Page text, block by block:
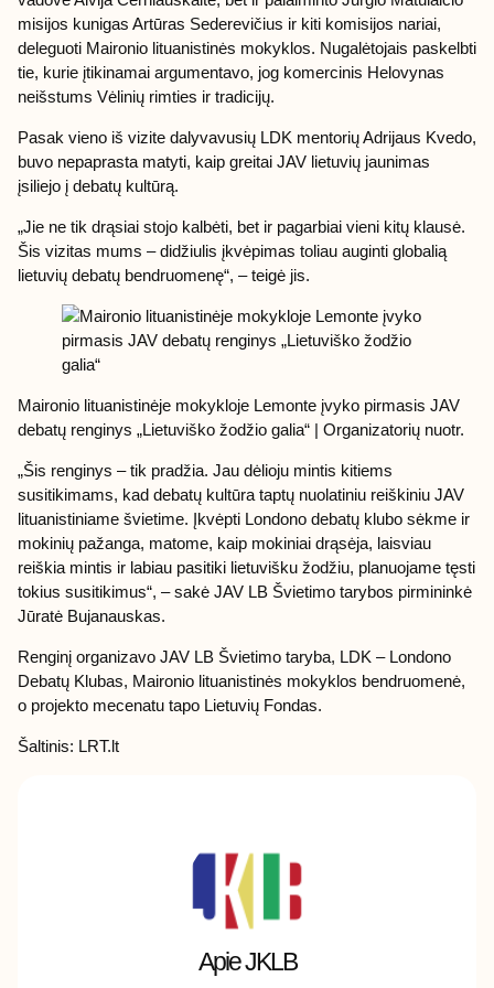
misijos kunigas Artūras Sederevičius ir kiti komisijos nariai,
deleguoti Maironio lituanistinės mokyklos. Nugalėtojais paskelbti
tie, kurie įtikinamai argumentavo, jog komercinis Helovynas
neišstums Vėlinių rimties ir tradicijų.
Pasak vieno iš vizite dalyvavusių LDK mentorių Adrijaus Kvedo,
buvo nepaprasta matyti, kaip greitai JAV lietuvių jaunimas
įsiliejo į debatų kultūrą.
„Jie ne tik drąsiai stojo kalbėti, bet ir pagarbiai vieni kitų klausė.
Šis vizitas mums – didžiulis įkvėpimas toliau auginti globalią
lietuvių debatų bendruomenę“, – teigė jis.
Maironio lituanistinėje mokykloje Lemonte įvyko pirmasis JAV
debatų renginys „Lietuviško žodžio galia“ | Organizatorių nuotr.
„Šis renginys – tik pradžia. Jau dėlioju mintis kitiems
susitikimams, kad debatų kultūra taptų nuolatiniu reiškiniu JAV
lituanistiniame švietime. Įkvėpti Londono debatų klubo sėkme ir
mokinių pažanga, matome, kaip mokiniai drąsėja, laisviau
reiškia mintis ir labiau pasitiki lietuvišku žodžiu, planuojame tęsti
tokius susitikimus“, – sakė JAV LB Švietimo tarybos pirmininkė
Jūratė Bujanauskas.
Renginį organizavo JAV LB Švietimo taryba, LDK – Londono
Debatų Klubas, Maironio lituanistinės mokyklos bendruomenė,
o projekto mecenatu tapo Lietuvių Fondas.
Šaltinis: LRT.lt
Apie JKLB